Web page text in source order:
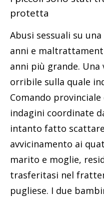
protetta
Abusi sessuali su
anni e
anni più grande. Una
orribile sulla quale
Comando
indagini coordinate
intanto fatto
avvicinamento ai
marito e moglie,
trasferitasi nel
pugliese. I due